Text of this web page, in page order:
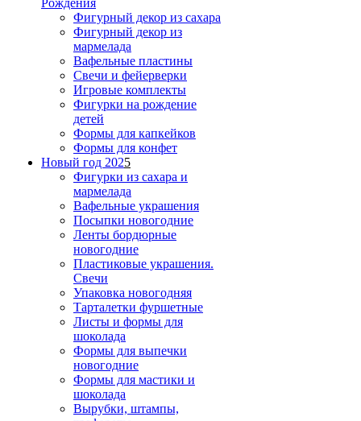
Фигурный декор из сахара
Фигурный декор из
мармелада
Вафельные пластины
Свечи и фейерверки
Игровые комплекты
Фигурки на рождение
детей
Формы для капкейков
Формы для конфет
Новый год 2025
Фигурки из сахара и
мармелада
Вафельные украшения
Посыпки новогодние
Ленты бордюрные
новогодние
Пластиковые украшения.
Свечи
Упаковка новогодняя
Тарталетки фуршетные
Листы и формы для
шоколада
Формы для выпечки
новогодние
Формы для мастики и
шоколада
Вырубки, штампы,